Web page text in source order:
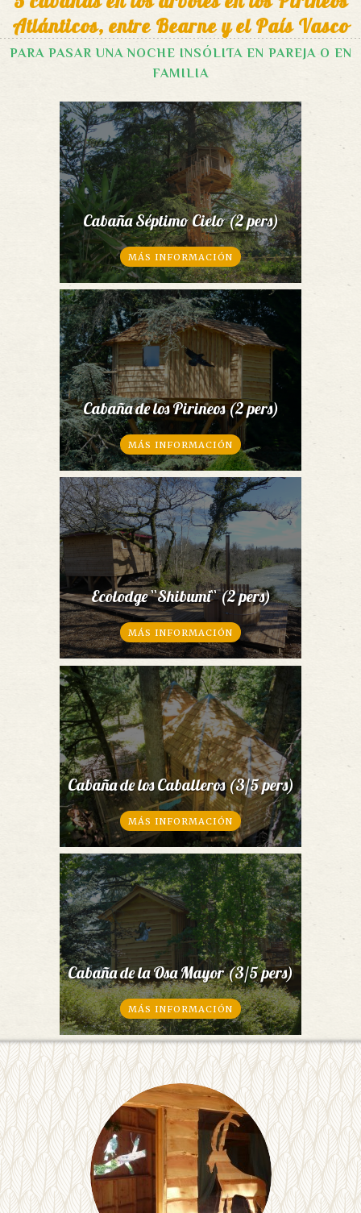
Atlánticos, entre Bearne y el País Vasco
PARA PASAR UNA NOCHE INSÓLITA EN PAREJA O EN
FAMILIA
Cabaña Séptimo Cielo (2 pers)
MÁS INFORMACIÓN
Cabaña de los Pirineos (2 pers)
MÁS INFORMACIÓN
Ecolodge ``Shibumi`` (2 pers)
MÁS INFORMACIÓN
Cabaña de los Caballeros (3/5 pers)
MÁS INFORMACIÓN
Cabaña de la Osa Mayor (3/5 pers)
MÁS INFORMACIÓN